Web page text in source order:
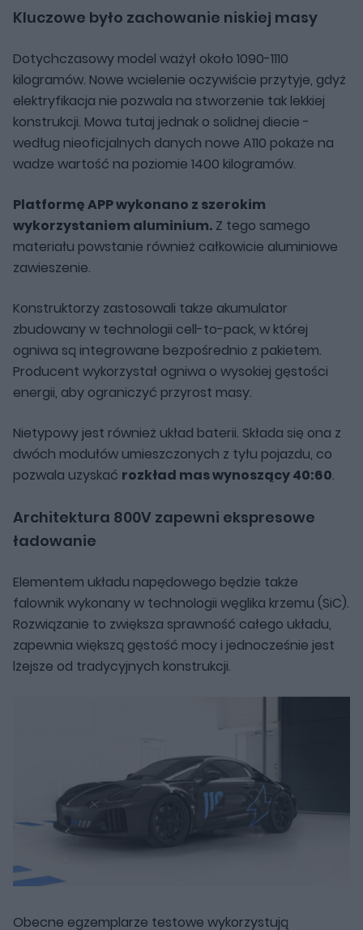
Kluczowe było zachowanie niskiej masy
Dotychczasowy model ważył około 1090-1110
kilogramów. Nowe wcielenie oczywiście przytyje, gdyż
elektryfikacja nie pozwala na stworzenie tak lekkiej
konstrukcji. Mowa tutaj jednak o solidnej diecie -
według nieoficjalnych danych nowe A110 pokaże na
wadze wartość na poziomie 1400 kilogramów.
Platformę APP wykonano z szerokim
wykorzystaniem aluminium. Z tego samego
materiału powstanie również całkowicie aluminiowe
zawieszenie.
Konstruktorzy zastosowali także akumulator
zbudowany w technologii cell-to-pack, w której
ogniwa są integrowane bezpośrednio z pakietem.
Producent wykorzystał ogniwa o wysokiej gęstości
energii, aby ograniczyć przyrost masy.
Nietypowy jest również układ baterii. Składa się ona z
dwóch modułów umieszczonych z tyłu pojazdu, co
pozwala uzyskać rozkład mas wynoszący 40:60.
Architektura 800V zapewni ekspresowe
ładowanie
Elementem układu napędowego będzie także
falownik wykonany w technologii węglika krzemu (SiC).
Rozwiązanie to zwiększa sprawność całego układu,
zapewnia większą gęstość mocy i jednocześnie jest
lżejsze od tradycyjnych konstrukcji.
Obecne egzemplarze testowe wykorzystują